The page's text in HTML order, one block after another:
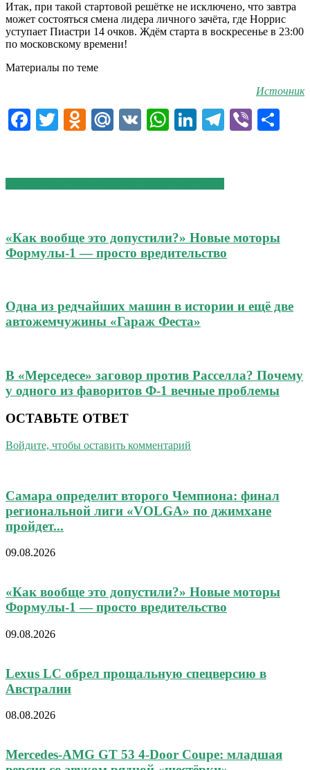
Итак, при такой стартовой решётке не исключено, что завтра
может состояться смена лидера личного зачёта, где Норрис
уступает Пиастри 14 очков. Ждём старта в воскресенье в 23:00
по московскому времени!
Материалы по теме
Источник
Facebook
TwitterOdnoklassniki
Mail.Ru
VK WhatsApp
LinkedIn
Telegram
Viber
«Как вообще это допустили?» Новые моторы
Формулы-1 — просто вредительство
Одна из редчайших машин в истории и ещё две
автожемчужины «Гараж Феста»
В «Мерседесе» заговор против Расселла? Почему
у одного из фаворитов Ф-1 вечные проблемы
ОСТАВЬТЕ ОТВЕТ
Войдите, чтобы оставить комментарий
Самара определит второго Чемпиона: финал
региональной лиги «VOLGA» по джимхане
пройдет...
09.08.2026
«Как вообще это допустили?» Новые моторы
Формулы-1 — просто вредительство
09.08.2026
Lexus LC обрел прощальную спецверсию в
Австралии
08.08.2026
Mercedes-AMG GT 53 4-Door Coupe: младшая